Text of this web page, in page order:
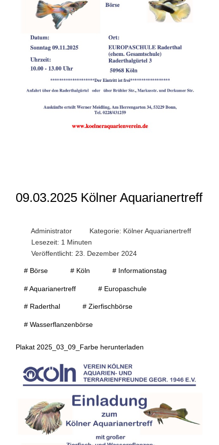
09.03.2025 Kölner Aquarianertreff
Administrator Kategorie: Kölner Aquarianertreff
Lesezeit: 1 Minuten
Veröffentlicht: 23. Dezember 2024
# Börse # Köln # Informationstag
# Aquarianertreff # Europaschule
# Raderthal # Zierfischbörse
# Wasserflanzenbörse
Plakat 2025_03_09_Farbe herunterladen